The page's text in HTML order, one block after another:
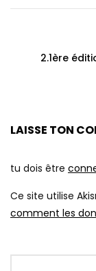
2.1ère
LAISSE TON
tu dois être
Ce site utilise
comment les